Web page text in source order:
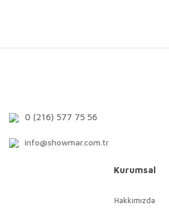
0 (216) 577 75 56
info@showmar.com.tr
Kurumsal
Hakkımızda